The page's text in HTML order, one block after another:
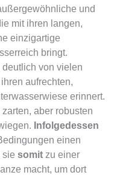
und
mit ihren langen,
einzigartige
bringt.
von vielen
aufrechten,
erinnert.
aber robusten
Infolgedessen
einen
sie somit zu einer
macht, um dort